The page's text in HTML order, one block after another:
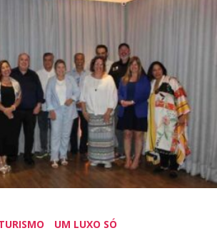
UM LUXO SÓ